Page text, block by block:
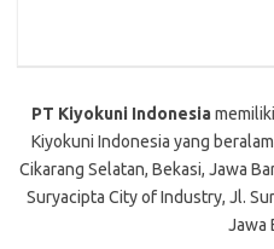
PT Kiyokuni Indonesia
Kiyokuni Indonesia yang
Cikarang Selatan, Bekasi, Jawa
Suryacipta City of Industry, Jl.
Jawa